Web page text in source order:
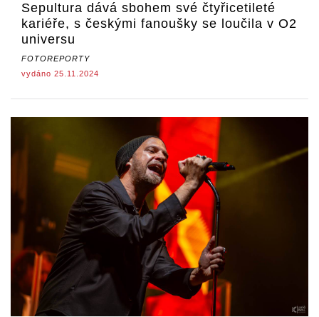
Sepultura dává sbohem své čtyřicetileté
kariéře, s českými fanoušky se loučila v O2
universu
FOTOREPORTY
vydáno 25.11.2024